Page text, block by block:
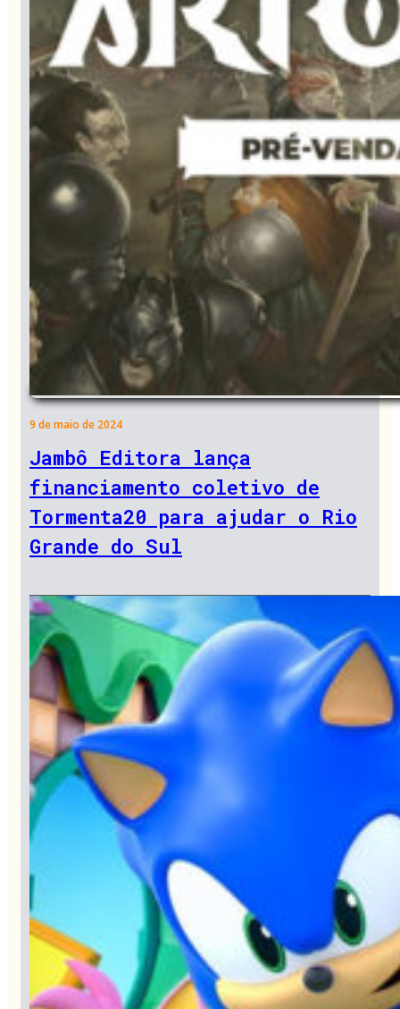
9 de maio de 2024
Jambô Editora lança
financiamento coletivo de
Tormenta20 para ajudar o Rio
Grande do Sul